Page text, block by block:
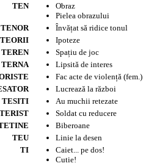
TEN
Obraz
Pielea obrazului
TENOR
Învățat să ridice tonul
TEORII
Ipoteze
TEREN
Spațiu de joc
TERNA
Lipsită de interes
Fac acte de violență (fem.)
Lucrează la război
TESITI
Au muchii retezate
Soldat cu reducere
Biberoane
TEU
Linie la desen
TI
Caiet... pe dos!
Cutie!